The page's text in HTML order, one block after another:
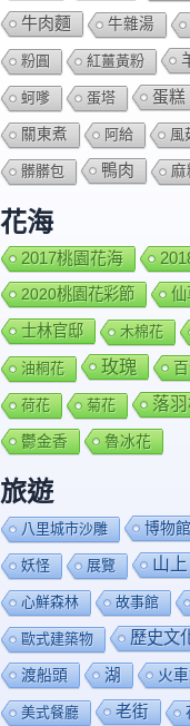
牛肉麵 牛雜湯
粉圓 紅薑黃粉
蚵嗲 蛋塔 蛋糕
關東煮 阿給 風
髒髒包 鴨肉 麻
花海
2017桃園花海
2020桃園花彩節
仙
士林官邸 木棉花
油桐花 玫瑰
荷花 菊花 落
鬱金香 魯冰花
旅遊
八里城市沙雕 博物館
妖怪 展覽 山上
心鮮森林 故事館
歐式建築物 歷史文
渡船頭 湖 火
美式餐廳 老街